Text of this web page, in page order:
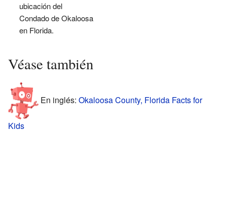
ubicación del
Condado de Okaloosa
en Florida.
Véase también
En inglés: Okaloosa County, Florida Facts for
Kids